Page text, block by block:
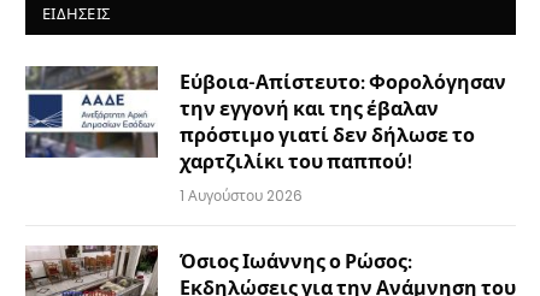
ΕΙΔΉΣΕΙΣ
Εύβοια-Απίστευτο: Φορολόγησαν
την εγγονή και της έβαλαν
πρόστιμο γιατί δεν δήλωσε το
χαρτζιλίκι του παππού!
1 Αυγούστου 2026
Όσιος Ιωάννης ο Ρώσος:
Εκδηλώσεις για την Ανάμνηση του